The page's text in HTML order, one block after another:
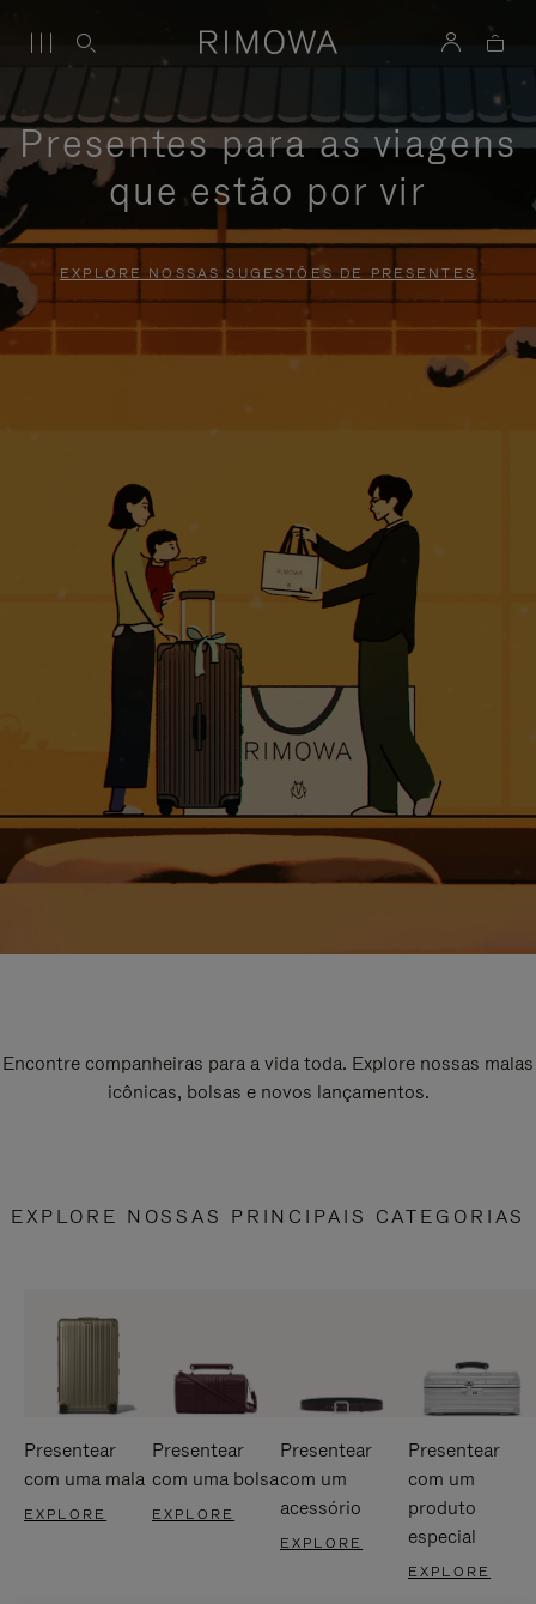
Presentes para as viagens
que estão por vir
EXPLORE NOSSAS SUGESTÕES DE PRESENTES
Encontre companheiras para a vida toda. Explore nossas malas
icônicas, bolsas e novos lançamentos.
EXPLORE NOSSAS PRINCIPAIS CATEGORIAS
Presentear
com uma mala
EXPLORE
Presentear
com uma bolsa
EXPLORE
Presentear
com um
acessório
EXPLORE
Presentear
com um
produto
especial
EXPLORE